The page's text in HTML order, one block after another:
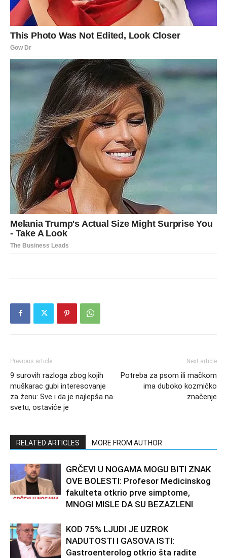
Previous article
9 surovih razloga zbog kojih
muškarac gubi interesovanje
za ženu: Sve i da je najlepša na
svetu, ostaviće je
Next article
Potreba za psom ili mačkom
ima duboko kozmičko
značenje
RELATED ARTICLES MORE FROM AUTHOR
GRČEVI U NOGAMA MOGU BITI ZNAK
OVE BOLESTI: Profesor Medicinskog
fakulteta otkrio prve simptome,
MNOGI MISLE DA SU BEZAZLENI
KOD 75% LJUDI JE UZROK
NADUTOSTI I GASOVA ISTI:
Gastroenterolog otkrio šta radite